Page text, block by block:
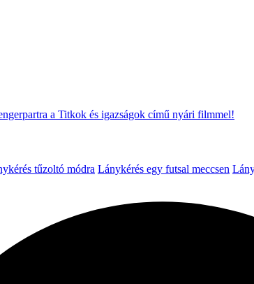
a Titkok és igazságok című nyári filmmel!
tűzoltó módra Lánykérés egy futsal meccsen